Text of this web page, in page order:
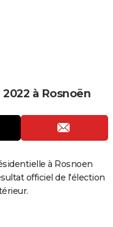
à Rosnoën
à Rosnoen
officiel de l'élection